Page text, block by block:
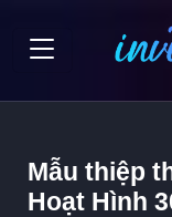
Mẫu thiệp
Hoạt Hình